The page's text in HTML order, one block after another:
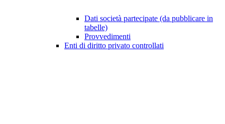
Dati società partecipate (da pubblicare in
tabelle)
Provvedimenti
Enti di diritto privato controllati